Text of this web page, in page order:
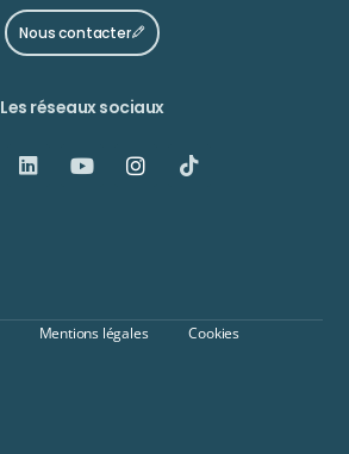
Nous contacter
Les réseaux sociaux
Mentions légales Cookies